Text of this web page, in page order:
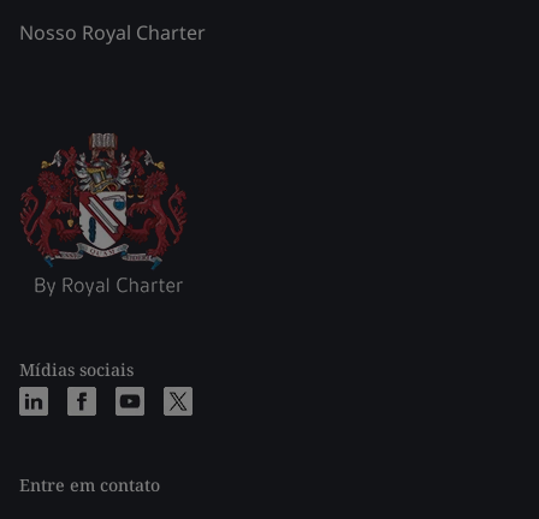
Nosso Royal Charter
Mídias sociais
Entre em contato